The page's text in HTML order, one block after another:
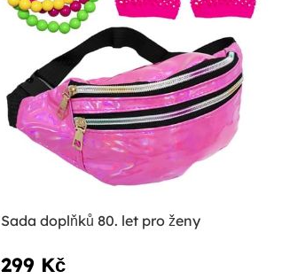
Sada doplňků 80. let pro ženy
299 Kč